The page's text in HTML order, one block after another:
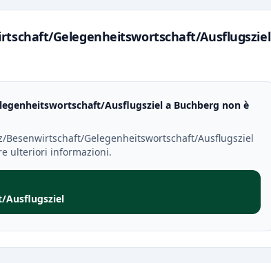
Gelegenheitswortschaft/Ausflugsziel
Ausflugsziel a Buchberg non è
Besenwirtschaft/Gelegenheitswortschaft/Ausflugsziel
ulteriori informazioni.
Ausflugsziel